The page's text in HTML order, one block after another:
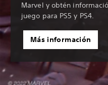
Marvel y obtén
juego para PS5 y PS4.
Más información